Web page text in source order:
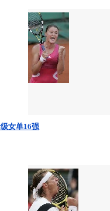
女单16强